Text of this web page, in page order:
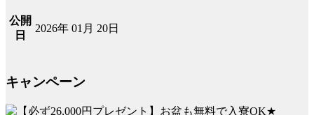
公開
日
2026年 01月 20日
キャンペーン